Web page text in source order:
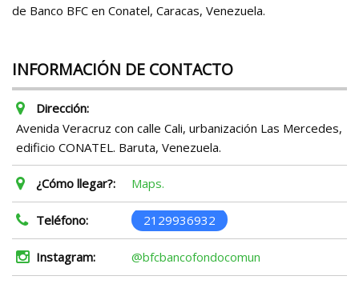
de Banco BFC en Conatel, Caracas, Venezuela.
INFORMACIÓN DE CONTACTO
Dirección:
Avenida Veracruz con calle Cali, urbanización Las Mercedes,
edificio CONATEL. Baruta, Venezuela.
¿Cómo llegar?: Maps.
Teléfono: 2129936932
Instagram: @bfcbancofondocomun